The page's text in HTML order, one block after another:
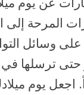
المرحة
وسائل
حتى ترسلها
اجعل يوم